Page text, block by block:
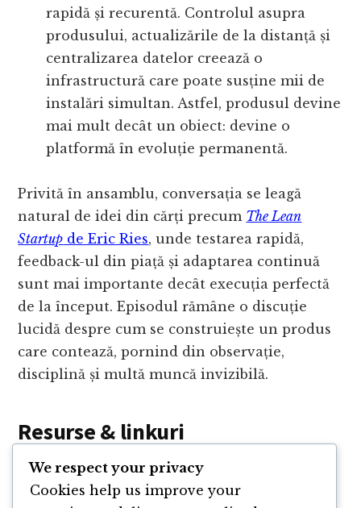
rapidă și recurentă. Controlul asupra
produsului, actualizările de la distanță și
centralizarea datelor creează o
infrastructură care poate susține mii de
instalări simultan. Astfel, produsul devine
mai mult decât un obiect: devine o
platformă în evoluție permanentă.
Privită în ansamblu, conversația se leagă
natural de idei din cărți precum The Lean
Startup de Eric Ries, unde testarea rapidă,
feedback-ul din piață și adaptarea continuă
sunt mai importante decât execuția perfectă
de la început. Episodul rămâne o discuție
lucidă despre cum se construiește un produs
care contează, pornind din observație,
disciplină și multă muncă invizibilă.
Resurse & linkuri
Website Tokinomo
Mălin Iulian Ștefănescu
We respect your privacy
Cookies help us improve your